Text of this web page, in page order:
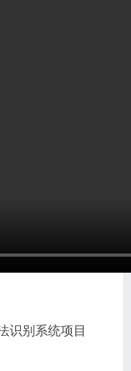
法识别系统项目